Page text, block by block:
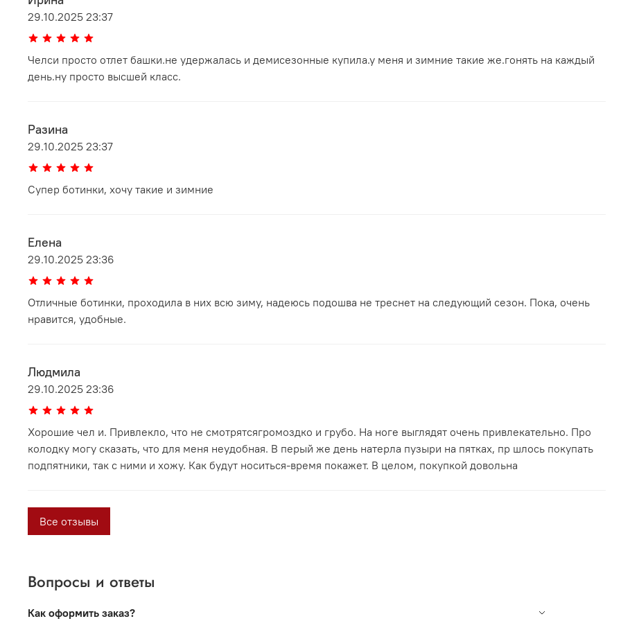
29.10.2025 23:37
Челси просто отлет башки.не удержалась и демисезонные купила.у меня и зимние такие же.гонять на каждый
день.ну просто высшей класс.
Разина
29.10.2025 23:37
Супер ботинки, хочу такие и зимние
Елена
29.10.2025 23:36
Отличные ботинки, проходила в них всю зиму, надеюсь подошва не треснет на следующий сезон. Пока, очень
нравится, удобные.
Людмила
29.10.2025 23:36
Хорошие чел и. Привлекло, что не смотрятсягромоздко и грубо. На ноге выглядят очень привлекательно. Про
колодку могу сказать, что для меня неудобная. В перый же день натерла пузыри на пятках, пр шлось покупать
подпятники, так с ними и хожу. Как будут носиться-время покажет. В целом, покупкой довольна
Все отзывы
Вопросы и ответы
Как оформить заказ?